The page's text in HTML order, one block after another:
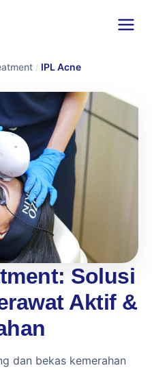
/ IPL Acne
Solusi
Aktif &
dan bekas kemerahan